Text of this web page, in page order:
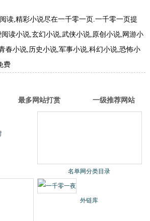
读,精彩小说尽在一千零一页.一千零一页提
读小说,玄幻小说,武侠小说,原创小说,网游小
春小说,历史小说,军事小说,科幻小说,恐怖小
费
最多网站打赏 一级推荐网站
名单网分类目录